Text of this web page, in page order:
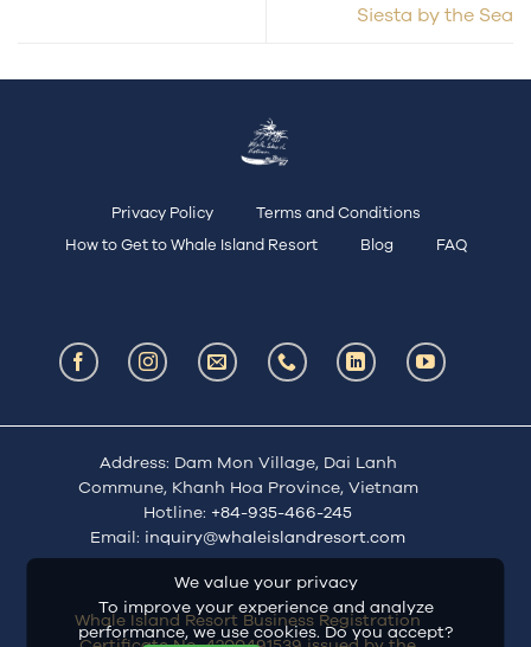
Siesta by the Sea
Privacy Policy
Terms and Conditions
How to Get to Whale Island Resort
Blog FAQ
Address: Dam Mon Village, Dai Lanh
Commune, Khanh Hoa Province, Vietnam
Hotline: +84-935-466-245
Email: inquiry@whaleislandresort.com
Whale Island Resort Business Registration
We value your privacy
To improve your experience and analyze
performance, we use cookies. Do you accept?